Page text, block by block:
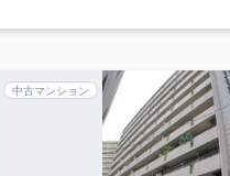
中古マンション